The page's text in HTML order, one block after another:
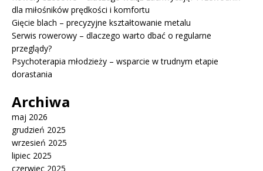
dla miłośników prędkości i komfortu
Gięcie blach – precyzyjne kształtowanie metalu
Serwis rowerowy – dlaczego warto dbać o regularne
przeglądy?
Psychoterapia młodzieży – wsparcie w trudnym etapie
dorastania
Archiwa
maj 2026
grudzień 2025
wrzesień 2025
lipiec 2025
czerwiec 2025